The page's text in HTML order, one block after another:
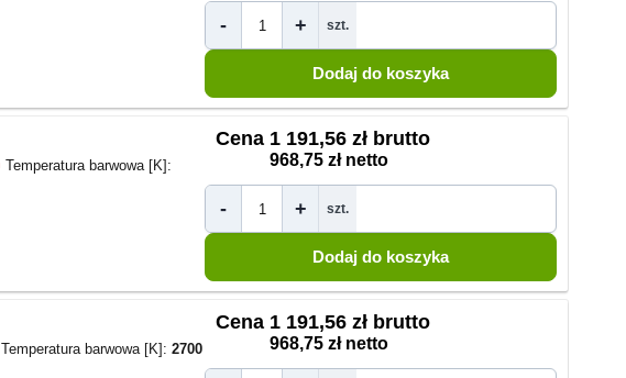
- + szt.
Temperatura barwowa [K]:
Cena 1 191,56 zł brutto
968,75 zł netto
- + szt.
Temperatura barwowa [K]: 2700
Cena 1 191,56 zł brutto
968,75 zł netto